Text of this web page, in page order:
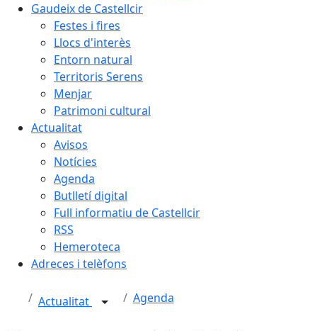
Gaudeix de Castellcir
Festes i fires
Llocs d'interès
Entorn natural
Territoris Serens
Menjar
Patrimoni cultural
Actualitat
Avisos
Notícies
Agenda
Butlletí digital
Full informatiu de Castellcir
RSS
Hemeroteca
Adreces i telèfons
Actualitat Agenda